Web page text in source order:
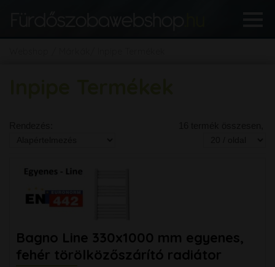
Bagno Line 330x1000 mm egyenes,
fehér törölközőszárító radiátor